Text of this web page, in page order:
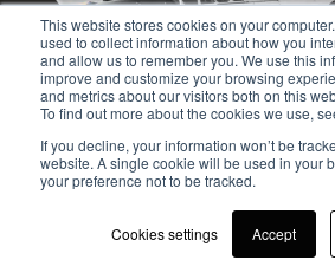
This website stores cookies on your
used to collect information about how you
and allow us to remember you. We use this
improve and customize your browsing
and metrics about our visitors both on this
To find out more about the cookies we use,
If you decline, your information won’t be
website. A single cookie will be used in your
your preference not to be tracked.
Cookies settings Accept
© 2020-2024 Safety Jogger All
Site map
Informativa